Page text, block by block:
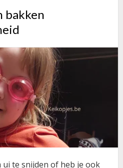
bakken
te snijden of heb je ook